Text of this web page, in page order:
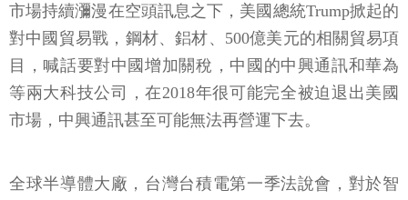
市場持續瀰漫在空頭訊息之下，美國總統Trump掀起的
對中國貿易戰，鋼材、鋁材、500億美元的相關貿易項
目，喊話要對中國增加關稅，中國的中興通訊和華為
等兩大科技公司，在2018年很可能完全被迫退出美國
市場，中興通訊甚至可能無法再營運下去。
全球半導體大廠，台灣台積電第一季法說會，對於智